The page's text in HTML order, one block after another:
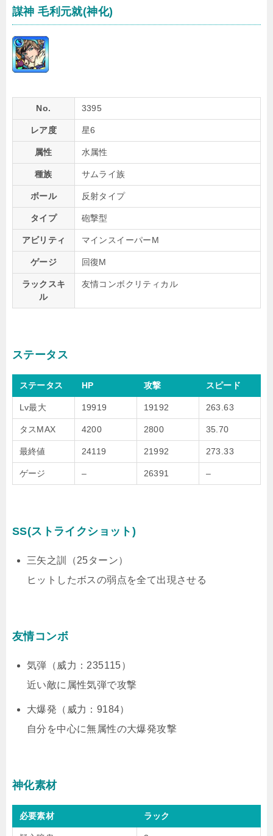
謀神 毛利元就(神化)
No. 3395
レア度 星6
属性 水属性
種族 サムライ族
ボール 反射タイプ
タイプ 砲撃型
アビリティ マインスイーパーM
ゲージ 回復M
ラックスキ
ル
友情コンボクリティカル
ステータス
ステータス HP 攻撃 スピード
Lv最大 19919 19192 263.63
タスMAX 4200 2800 35.70
最終値 24119 21992 273.33
ゲージ – 26391 –
SS(ストライクショット)
三矢之訓（25ターン）
ヒットしたボスの弱点を全て出現させる
友情コンボ
気弾（威力：235115）
近い敵に属性気弾で攻撃
大爆発（威力：9184）
自分を中心に無属性の大爆発攻撃
神化素材
必要素材 ラック